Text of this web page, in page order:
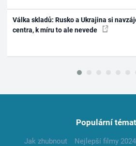
Válka skladů: Rusko a Ukrajina si
centra, k míru to ale nevede
Populární
Jak zhubnout Nejlepší filmy 2024